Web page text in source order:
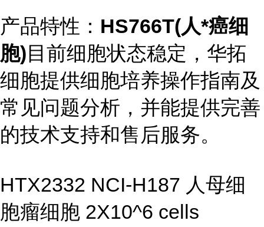
产品特性： HS766T(人*癌细
胞)目前细胞状态稳定，华拓
细胞提供细胞培养操作指南及
常见问题分析，并能提供完善
的技术支持和售后服务。
HTX2332 NCI-H187 人母细
胞瘤细胞 2X10^6 cells